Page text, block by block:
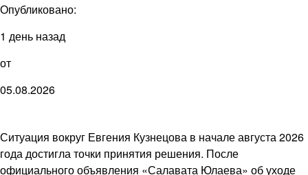
Опубликовано:
1 день назад
от
05.08.2026
Ситуация вокруг Евгения Кузнецова в начале августа 2026
года достигла точки принятия решения. После
официального объявления «Салавата Юлаева» об уходе